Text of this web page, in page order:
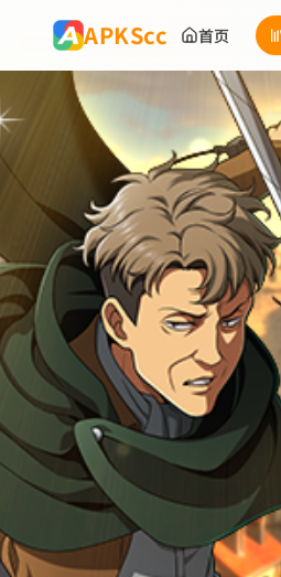
APKScc 首页